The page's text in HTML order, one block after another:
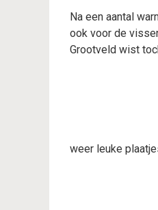
Na een aantal
ook voor de
Grootveld wist
weer leuke